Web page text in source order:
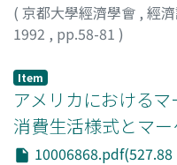
( 京都大學經濟學會 , 經
1992 , pp.58-81 )
Item
アメリカにおける
消費生活様式とマ
10006868.pdf(527.88